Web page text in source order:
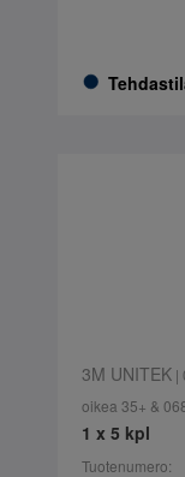
3M UNITEK|
oikea 35+ &
1 x 5 kpl
Tuotenumero: